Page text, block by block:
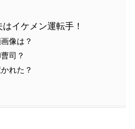
イケメン運転手！
像は？
司？
れた？